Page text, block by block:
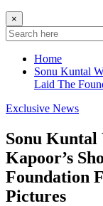
×
Home
Sonu Kuntal
Laid The
Exclusive News
Sonu
Kapoor’s
Foundation
Pictures